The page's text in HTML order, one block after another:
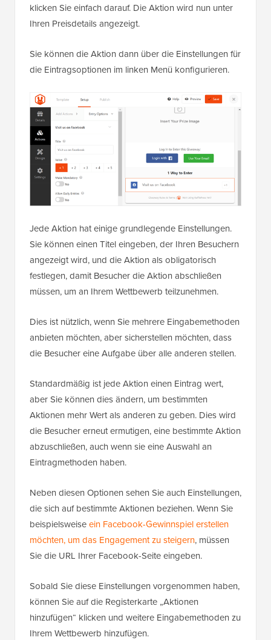
klicken Sie einfach darauf. Die Aktion wird nun unter
Ihren Preisdetails angezeigt.
Sie können die Aktion dann über die Einstellungen für
die Eintragsoptionen im linken Menü konfigurieren.
Jede Aktion hat einige grundlegende Einstellungen.
Sie können einen Titel eingeben, der Ihren Besuchern
angezeigt wird, und die Aktion als obligatorisch
festlegen, damit Besucher die Aktion abschließen
müssen, um an Ihrem Wettbewerb teilzunehmen.
Dies ist nützlich, wenn Sie mehrere Eingabemethoden
anbieten möchten, aber sicherstellen möchten, dass
die Besucher eine Aufgabe über alle anderen stellen.
Standardmäßig ist jede Aktion einen Eintrag wert,
aber Sie können dies ändern, um bestimmten
Aktionen mehr Wert als anderen zu geben. Dies wird
die Besucher erneut ermutigen, eine bestimmte Aktion
abzuschließen, auch wenn sie eine Auswahl an
Eintragmethoden haben.
Neben diesen Optionen sehen Sie auch Einstellungen,
die sich auf bestimmte Aktionen beziehen. Wenn Sie
beispielsweiseein Facebook-Gewinnspiel erstellen
möchten, um das Engagement zu steigern, müssen
Sie die URL Ihrer Facebook-Seite eingeben.
Sobald Sie diese Einstellungen vorgenommen haben,
können Sie auf die Registerkarte „Aktionen
hinzufügen“ klicken und weitere Eingabemethoden zu
Ihrem Wettbewerb hinzufügen.